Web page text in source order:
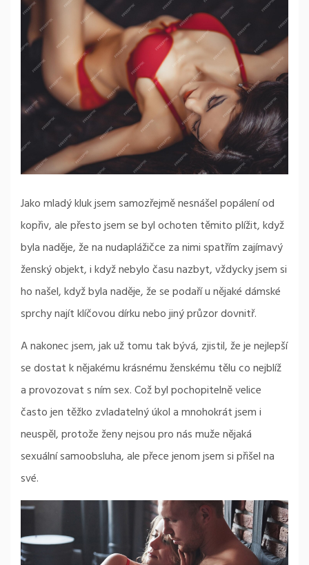
Jako mladý kluk jsem samozřejmě nesnášel popálení od
kopřiv, ale přesto jsem se byl ochoten těmito plížit, když
byla naděje, že na nudaplážičce za nimi spatřím zajímavý
ženský objekt, i když nebylo času nazbyt, vždycky jsem si
ho našel, když byla naděje, že se podaří u nějaké dámské
sprchy najít klíčovou dírku nebo jiný průzor dovnitř.
A nakonec jsem, jak už tomu tak bývá, zjistil, že je nejlepší
se dostat k nějakému krásnému ženskému tělu co nejblíž
a provozovat s ním sex. Což byl pochopitelně velice
často jen těžko zvladatelný úkol a mnohokrát jsem i
neuspěl, protože ženy nejsou pro nás muže nějaká
sexuální samoobsluha, ale přece jenom jsem si přišel na
své.